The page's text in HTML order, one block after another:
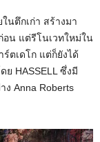
นตึกเก่า สร้างมา
อน แต่รีโนเวทใหม่ใน
ตเดโก แต่ก็ยังได้
ย HASSELL ซึ่งมี
ง Anna Roberts